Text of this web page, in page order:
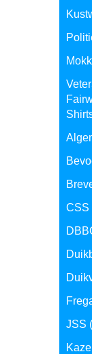
CSS
JSS